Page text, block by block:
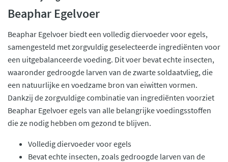
Beaphar Egelvoer
Beaphar Egelvoer biedt een volledig diervoeder voor egels,
samengesteld met zorgvuldig geselecteerde ingrediënten voor
een uitgebalanceerde voeding. Dit voer bevat echte insecten,
waaronder gedroogde larven van de zwarte soldaatvlieg, die
een natuurlijke en voedzame bron van eiwitten vormen.
Dankzij de zorgvuldige combinatie van ingrediënten voorziet
Beaphar Egelvoer egels van alle belangrijke voedingsstoffen
die ze nodig hebben om gezond te blijven.
Volledig diervoeder voor egels
Bevat echte insecten, zoals gedroogde larven van de